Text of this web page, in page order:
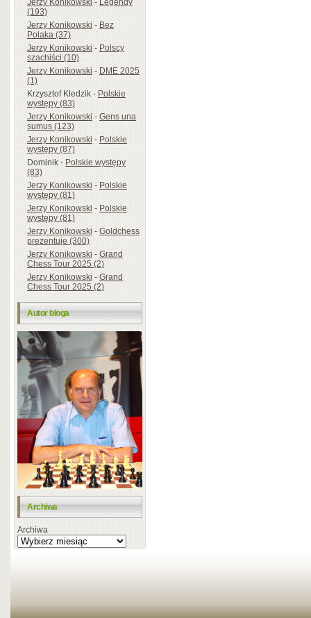
Jerzy Konikowski-Legendy
(193)
Jerzy Konikowski-Bez
Polaka (37)
Jerzy Konikowski-Polscy
szachiści (10)
Jerzy Konikowski-DME 2025
(1)
Krzysztof Kledzik-Polskie
występy (83)
Jerzy Konikowski-Gens una
sumus (123)
Jerzy Konikowski-Polskie
występy (87)
Dominik-Polskie występy
(83)
Jerzy Konikowski-Polskie
występy (81)
Jerzy Konikowski-Polskie
występy (81)
Jerzy Konikowski-Goldchess
prezentuje (300)
Jerzy Konikowski-Grand
Chess Tour 2025 (2)
Jerzy Konikowski-Grand
Chess Tour 2025 (2)
Autor bloga
Archiwa
Archiwa